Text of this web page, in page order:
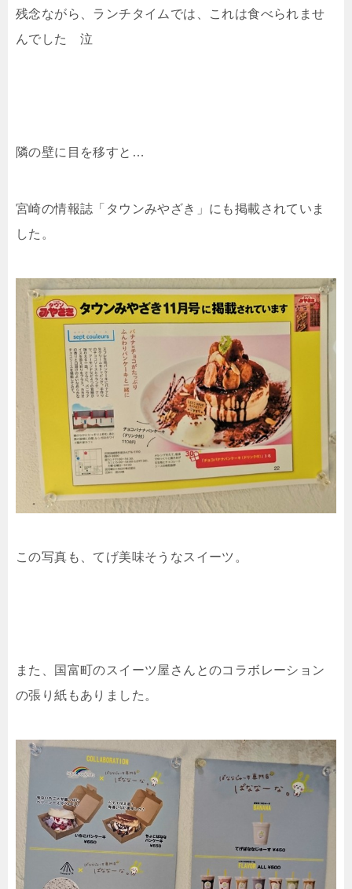
残念ながら、ランチタイムでは、これは食べられませ
んでした 泣
隣の壁に目を移すと…
宮崎の情報誌「タウンみやざき」にも掲載されていま
した。
この写真も、てげ美味そうなスイーツ。
また、国富町のスイーツ屋さんとのコラボレーション
の張り紙もありました。